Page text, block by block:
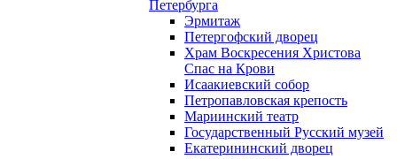
Петербурга
Эрмитаж
Петергофский дворец
Храм Воскресения Христова
Спас на Крови
Исаакиевский собор
Петропавловская крепость
Мариинский театр
Государственный Русский музей
Екатерининский дворец